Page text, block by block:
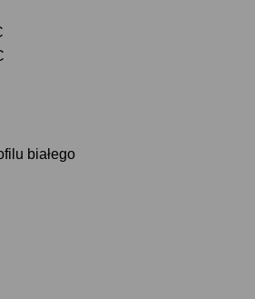
białego